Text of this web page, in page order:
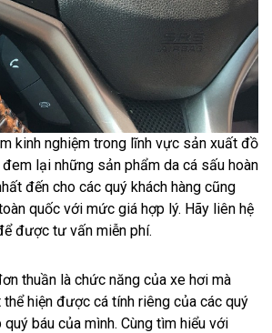
kinh nghiệm trong lĩnh vực sản xuất đồ
lại những sản phẩm da cá sấu hoàn
đến cho các quý khách hàng cũng
quốc với mức giá hợp lý. Hãy liên hệ
được tư vấn miễn phí.
thuần là chức năng của xe hơi mà
hiện được cá tính riêng của các quý
báu của mình. Cùng tìm hiểu với